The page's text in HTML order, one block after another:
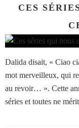
CES
Dalida disait, « Ciao
mot merveilleux, qui
au revoir… ». Cette
séries et toutes ne